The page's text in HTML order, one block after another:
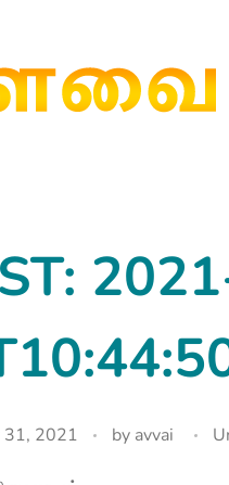
31, 2021 by avvai